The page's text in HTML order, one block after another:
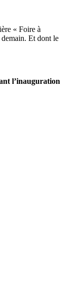
« Foire à
Et dont le
l’inauguration